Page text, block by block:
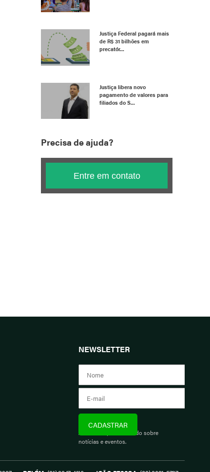
Justiça Federal pagará mais
de R$ 31 bilhões em
precatór...
Justiça libera novo
pagamento de valores para
filiados do S...
Precisa de ajuda?
Entre em contato
NEWSLETTER
Assine e fique informado sobre
notícias e eventos.